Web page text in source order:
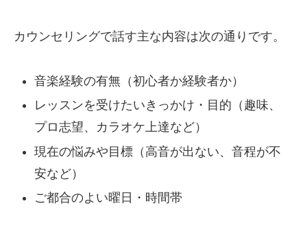
カウンセリングで話す主な内容は次の通りです。
音楽経験の有無（初心者か経験者か）
レッスンを受けたいきっかけ・目的（趣味、
プロ志望、カラオケ上達など）
現在の悩みや目標（高音が出ない、音程が不
安など）
ご都合のよい曜日・時間帯